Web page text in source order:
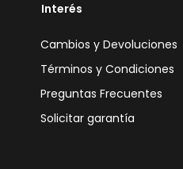
Interés
Cambios y Devoluciones
Términos y Condiciones
Preguntas Frecuentes
Solicitar garantía